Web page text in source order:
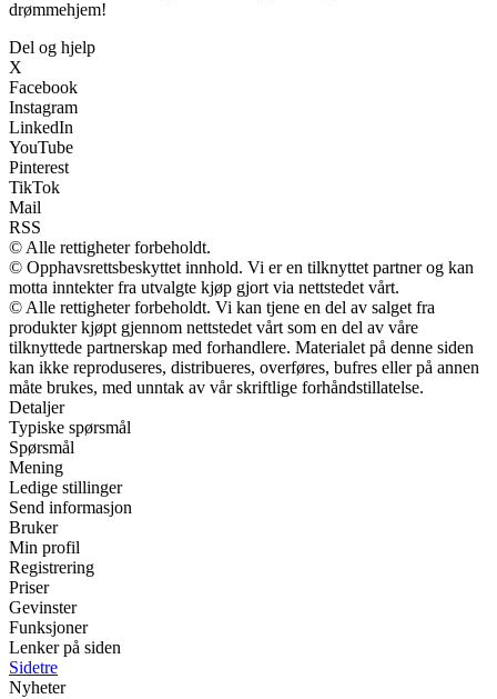
drømmehjem!
Del og hjelp
X
Facebook
Instagram
LinkedIn
YouTube
Pinterest
TikTok
Mail
RSS
© Alle rettigheter forbeholdt.
© Opphavsrettsbeskyttet innhold. Vi er en tilknyttet partner og kan
motta inntekter fra utvalgte kjøp gjort via nettstedet vårt.
© Alle rettigheter forbeholdt. Vi kan tjene en del av salget fra
produkter kjøpt gjennom nettstedet vårt som en del av våre
tilknyttede partnerskap med forhandlere. Materialet på denne siden
kan ikke reproduseres, distribueres, overføres, bufres eller på annen
måte brukes, med unntak av vår skriftlige forhåndstillatelse.
Detaljer
Typiske spørsmål
Spørsmål
Mening
Ledige stillinger
Send informasjon
Bruker
Min profil
Registrering
Priser
Gevinster
Funksjoner
Lenker på siden
Sidetre
Nyheter